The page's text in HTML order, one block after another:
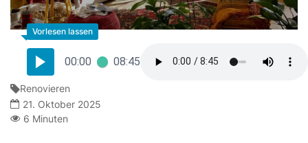
00:00 08:45
Renovieren
21. Oktober 2025
6 Minuten